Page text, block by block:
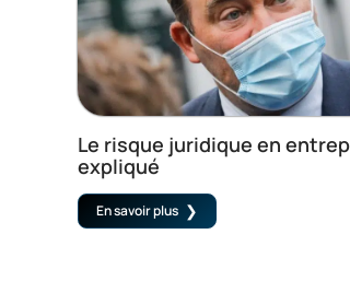
Le risque juridique en
expliqué
En savoir plus